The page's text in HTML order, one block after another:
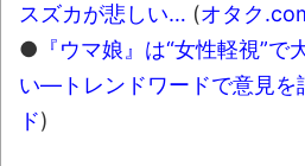
スズカが悲しい… (オタク
● 『ウマ娘』は“女性軽視”
い―トレンドワードで意見を
ド)